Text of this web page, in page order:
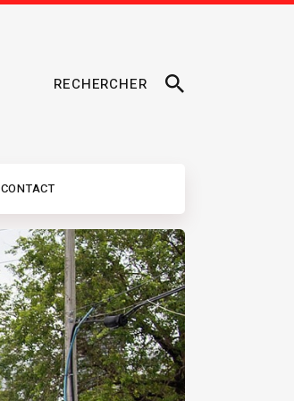
RECHERCHER
CONTACT